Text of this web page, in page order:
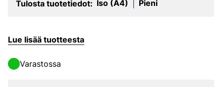
Tulosta tuotetiedot: Iso (A4) Pieni
Lue lisää tuotteesta
Varastossa